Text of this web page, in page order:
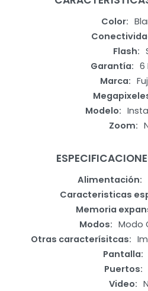
Color
Flash
Garantía
6
Marca
Modelo
Zoom
Alimentación
Caracteristicas
Memoria
Modos
Modo
Otras caracterísitcas
Pantalla
Puertos
Video